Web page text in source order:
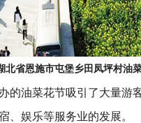
北省恩施市屯堡乡田凤坪村油
的油菜花节吸引了大量游
、娱乐等服务业的发展。